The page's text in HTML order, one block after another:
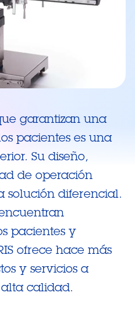
garantizan una
pacientes es una
Su diseño,
de operación
solución diferencial.
encuentran
pacientes y
ofrece hace más
y servicios a
calidad.